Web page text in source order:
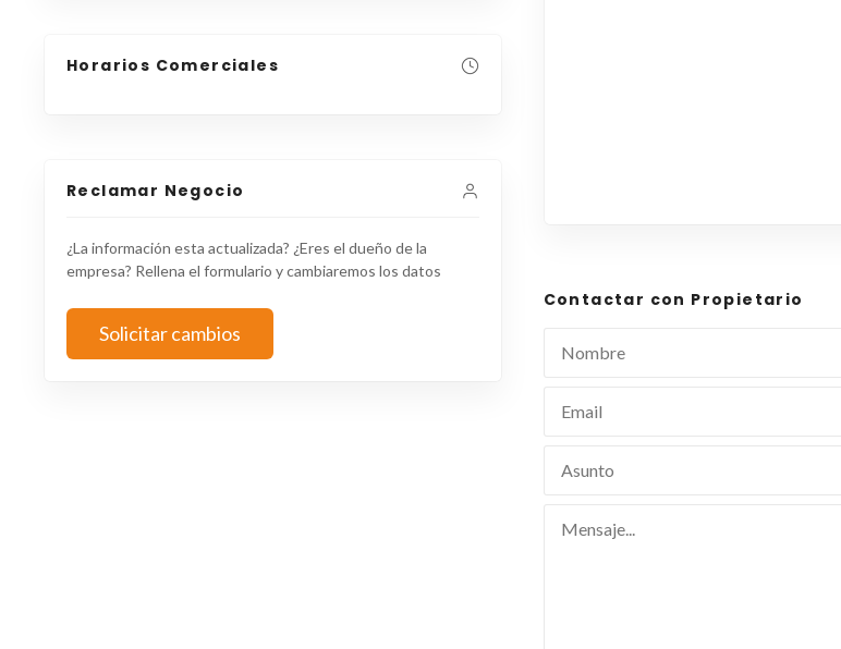
Horarios Comerciales
Reclamar Negocio
¿La información esta actualizada? ¿Eres el dueño de la
empresa? Rellena el formulario y cambiaremos los datos
Solicitar cambios
Contactar con Propietario